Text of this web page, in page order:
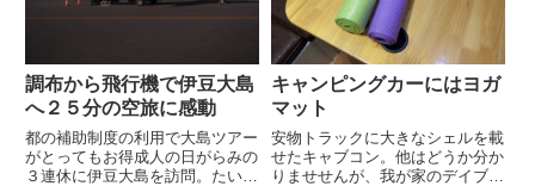
調布から飛行機で伊豆大島
へ２５分の空旅に感動
都の補助制度の利用で大島ツアー
がとってもお得成人の日がらみの
３連休に伊豆大島を訪問。たいし
キャンピングカーにはヨガ
マット
安物トラックに大きなシェルを載
せたキャブコン。他はどうか分か
りませせんが、我が家のデイブレ